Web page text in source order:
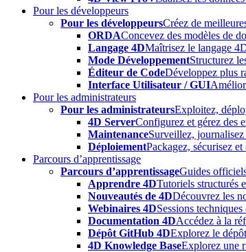
Pour les développeurs
Pour les développeursCréez de
ORDAConcevez des modèles de
Langage 4DMaîtrisez le langage
Mode DéveloppementStructurez
Éditeur de CodeDéveloppez plus
Interface Utilisateur / GUI
Pour les administrateurs
Pour les administrateursExploitez,
4D ServerConfigurez et gérez des
MaintenanceSurveillez,
DéploiementPackagez, sécurisez
Parcours d’apprentissage
Parcours d’apprentissageGuides
Apprendre 4DTutoriels structurés
Nouveautés de 4DDécouvrez les
Webinaires 4DSessions
Documentation 4DAccédez à la
Dépôt GitHub 4DExplorez le
4D Knowledge BaseExplorez une